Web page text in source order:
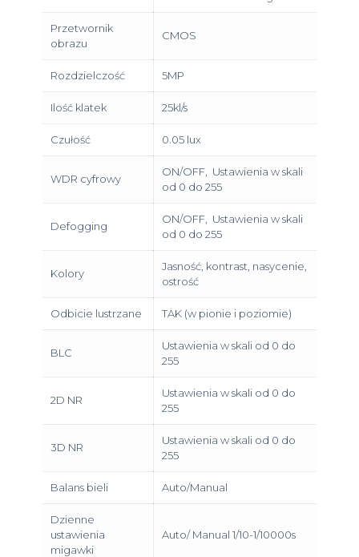
Przetwornik
obrazu
CMOS
Rozdzielczość 5MP
Ilość klatek 25kl/s
Czułość 0.05 lux
WDR cyfrowy
ON/OFF, Ustawienia w skali
od 0 do 255
Defogging
ON/OFF, Ustawienia w skali
od 0 do 255
Kolory
Jasność, kontrast, nasycenie,
ostrość
Odbicie lustrzane TAK (w pionie i poziomie)
BLC
Ustawienia w skali od 0 do
255
2D NR
Ustawienia w skali od 0 do
255
3D NR
Ustawienia w skali od 0 do
255
Balans bieli Auto/Manual
Dzienne
ustawienia
migawki
Auto/ Manual 1/10-1/10000s